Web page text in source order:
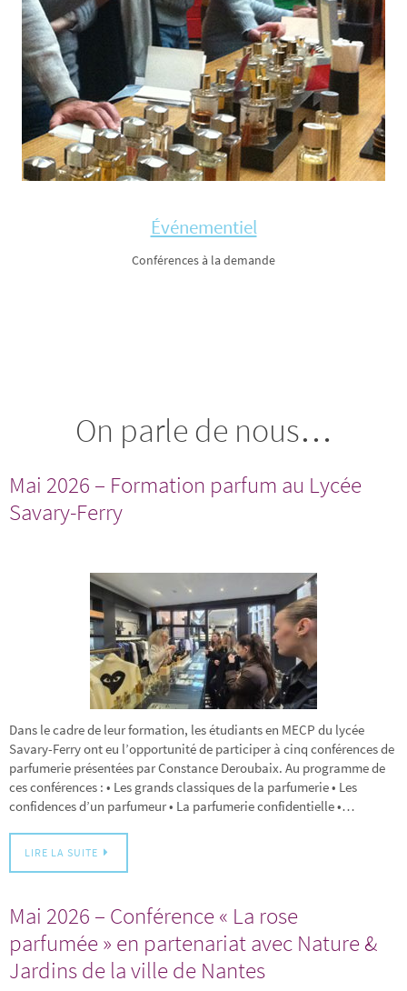
Événementiel
Conférences à la demande
On parle de nous…
Mai 2026 – Formation parfum au Lycée
Savary-Ferry
Dans le cadre de leur formation, les étudiants en MECP du lycée
Savary-Ferry ont eu l’opportunité de participer à cinq conférences de
parfumerie présentées par Constance Deroubaix. Au programme de
ces conférences : • Les grands classiques de la parfumerie • Les
confidences d’un parfumeur • La parfumerie confidentielle •…
LIRE LA SUITE
Mai 2026 – Conférence « La rose
parfumée » en partenariat avec Nature &
Jardins de la ville de Nantes